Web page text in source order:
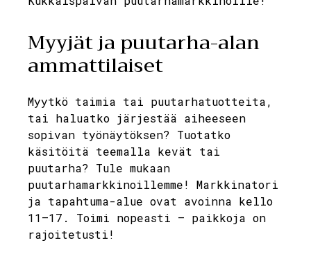
Myyjät ja puutarha-alan
ammattilaiset
Myytkö taimia tai puutarhatuotteita,
tai haluatko järjestää aiheeseen
sopivan työnäytöksen? Tuotatko
käsitöitä teemalla kevät tai
puutarha? Tule mukaan
puutarhamarkkinoillemme! Markkinatori
ja tapahtuma-alue ovat avoinna kello
11–17. Toimi nopeasti – paikkoja on
rajoitetusti!